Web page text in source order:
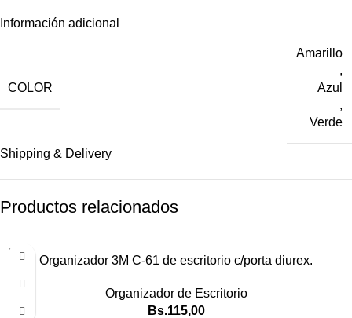
Información adicional
COLOR
Amarillo
,
Azul
,
Verde
Shipping & Delivery
Productos relacionados
SOLD
OUT
Organizador 3M C-61 de escritorio c/porta diurex.
Organizador de Escritorio
Bs.115,00